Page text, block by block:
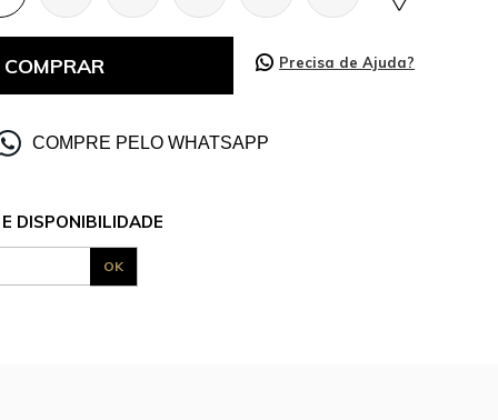
COMPRAR Precisa de Ajuda?
COMPRE PELO WHATSAPP
DISPONIBILIDADE